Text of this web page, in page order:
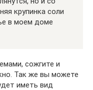
крупинка соли
в моем доме
сожгите и
Так же вы можете
иметь вид